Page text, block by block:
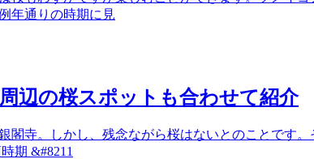
年通りの時期に見
辺の桜スポットも合わせて紹介
閣寺。しかし、残念ながら桜はないとのことです
期 &#8211